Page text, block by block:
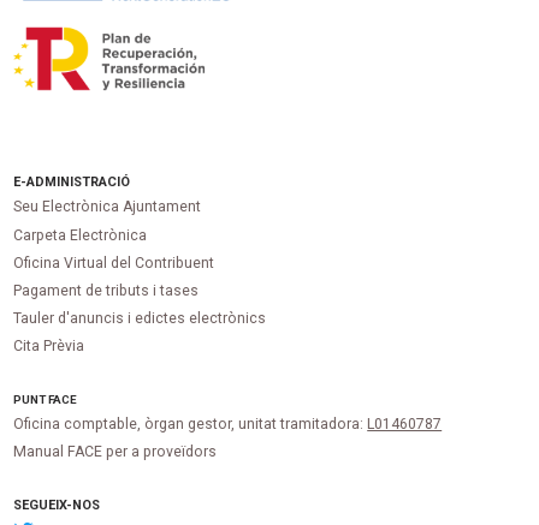
E-ADMINISTRACIÓ
Seu Electrònica Ajuntament
Carpeta Electrònica
Oficina Virtual del Contribuent
Pagament de tributs i tases
Tauler d'anuncis i edictes electrònics
Cita Prèvia
PUNTFACE
Oficina comptable, òrgan gestor, unitat tramitadora: L01460787
Manual FACE per a proveïdors
SEGUEIX-NOS